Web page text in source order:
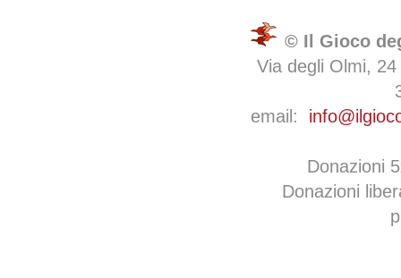
© Il Gioco
Via degli Olmi,
email:
Donazioni
Donazioni